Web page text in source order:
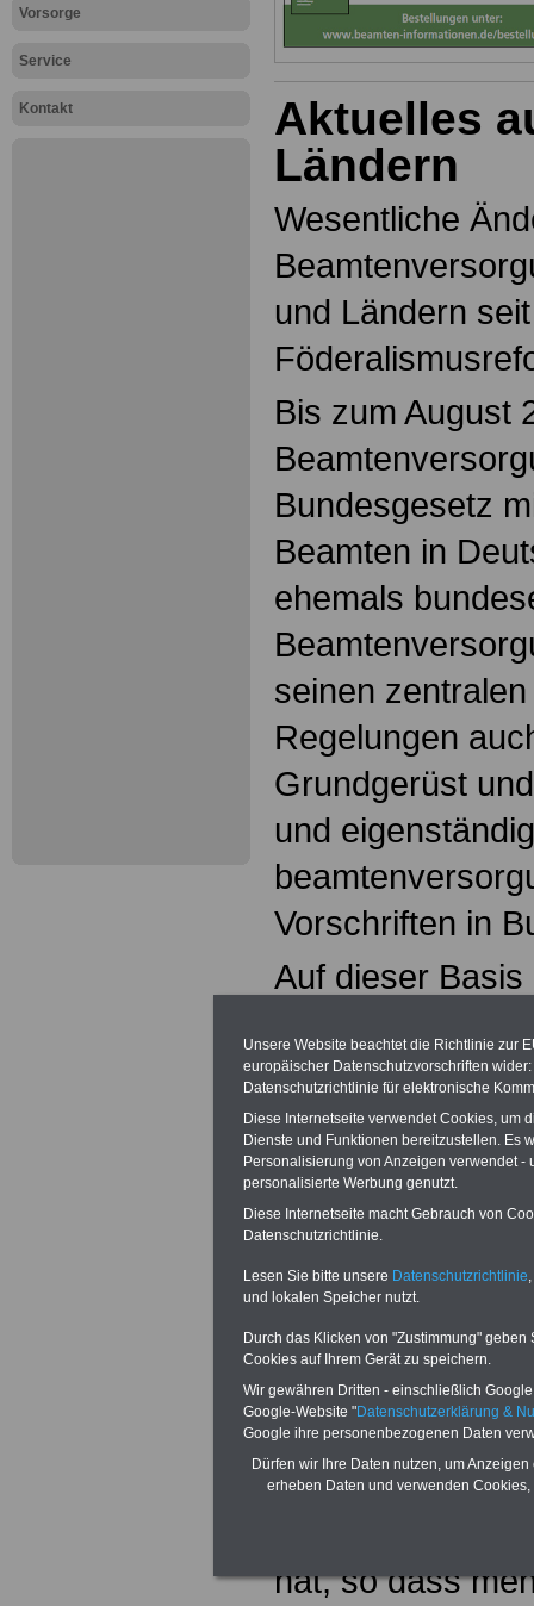
Vorsorge
Service
Kontakt
Aktuelles
Ländern
Wesentliche
und Ländern
Bis zum August
Bundesgesetz
Beamten in
ehemals
seinen
Regelungen
Grundgerüst
und
Vorschriften in
Auf dieser
Vollregelungen
oder zumindest
Bundesrecht
vereinzelt aber
Nebeneinander
und einzelnen
Landesrecht,
einem
hat, so dass
Unsere Website beachtet die Richtlinie zur
europäischer Datenschutzvorschriften
Datenschutzrichtlinie für elektronische
Diese Internetseite verwendet Cookies, um
Dienste und Funktionen bereitzustellen. Es
Personalisierung von Anzeigen verwendet
personalisierte Werbung genutzt.
Diese Internetseite macht Gebrauch von
Datenschutzrichtlinie.
Lesen Sie bitte unsere Datenschutzrichtlinie
und lokalen Speicher nutzt.
Durch das Klicken von "Zustimmung"
Cookies auf Ihrem Gerät zu speichern.
Wir gewähren Dritten - einschließlich
Google-Website "Datenschutzerklärung &
Google ihre personenbezogenen Daten
Dürfen wir Ihre Daten nutzen, um
erheben Daten und verwenden